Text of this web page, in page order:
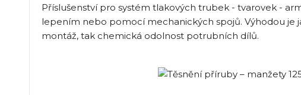
Příslušenství pro systém tlakových trubek - tvarovek -
lepením nebo pomocí mechanických spojů. Výhodou je
montáž, tak chemická odolnost potrubních dílů.